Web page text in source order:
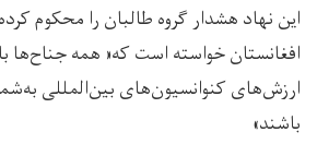
این نهاد هشدار گروه طالبان را محکوم
افغانستان خواسته است که« همه جناح‌ها
ارزش‌های کنوانسیون‌های بین‌المللی
باشند»